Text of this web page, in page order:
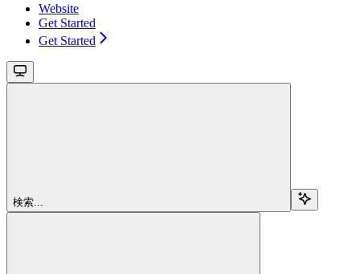
Website
Get Started
Get Started
検索...